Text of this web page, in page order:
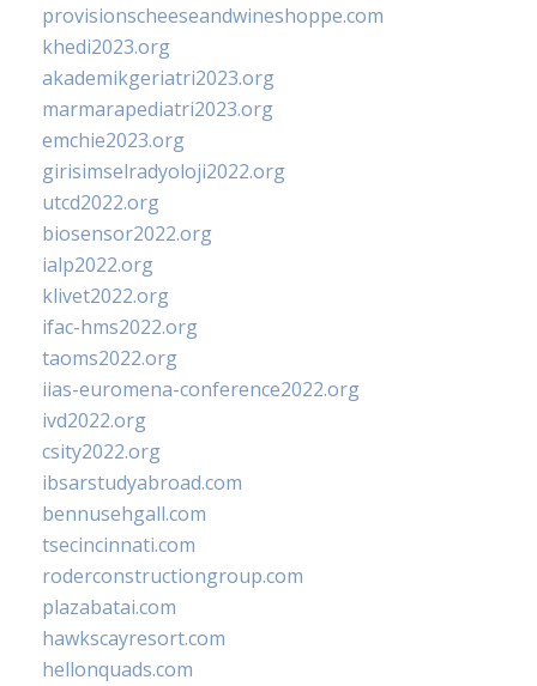
provisionscheeseandwineshoppe.com
khedi2023.org
akademikgeriatri2023.org
marmarapediatri2023.org
emchie2023.org
girisimselradyoloji2022.org
utcd2022.org
biosensor2022.org
ialp2022.org
klivet2022.org
ifac-hms2022.org
taoms2022.org
iias-euromena-conference2022.org
ivd2022.org
csity2022.org
ibsarstudyabroad.com
bennusehgall.com
tsecincinnati.com
roderconstructiongroup.com
plazabatai.com
hawkscayresort.com
hellonquads.com